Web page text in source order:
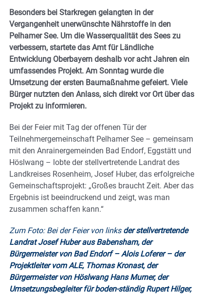
Besonders bei Starkregen gelangten in der
Vergangenheit unerwünschte Nährstoffe in den
Pelhamer See. Um die Wasserqualität des Sees zu
verbessern, startete das Amt für Ländliche
Entwicklung Oberbayern deshalb vor acht Jahren ein
umfassendes Projekt. Am Sonntag wurde die
Umsetzung der ersten Baumaßnahme gefeiert. Viele
Bürger nutzten den Anlass, sich direkt vor Ort über das
Projekt zu informieren.
Bei der Feier mit Tag der offenen Tür der
Teilnehmergemeinschaft Pelhamer See – gemeinsam
mit den Anrainergemeinden Bad Endorf, Eggstätt und
Höslwang – lobte der stellvertretende Landrat des
Landkreises Rosenheim, Josef Huber, das erfolgreiche
Gemeinschaftsprojekt: „Großes braucht Zeit. Aber das
Ergebnis ist beeindruckend und zeigt, was man
zusammen schaffen kann.“
Zum Foto: Bei der Feier von links der stellvertretende
Landrat Josef Huber aus Babensham, der
Bürgermeister von Bad Endorf – Alois Loferer – der
Projektleiter vom ALE, Thomas Kronast, der
Bürgermeister von Höslwang Hans Murner, der
Umsetzungsbegleiter für boden-ständig Rupert Hilger,